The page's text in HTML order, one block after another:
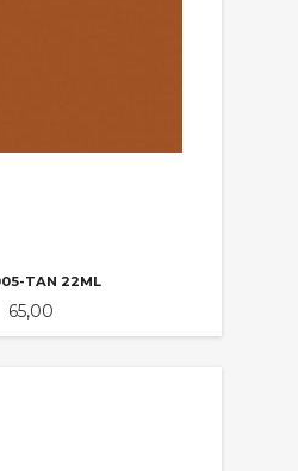
TAN 22ML
Pris
65,00